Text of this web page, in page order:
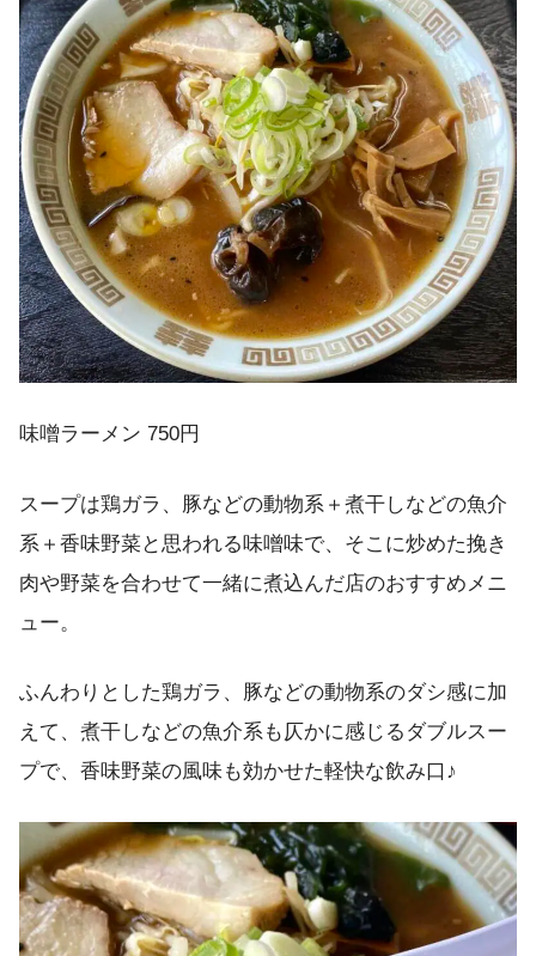
味噌ラーメン 750円
スープは鶏ガラ、豚などの動物系＋煮干しなどの魚介
系＋香味野菜と思われる味噌味で、そこに炒めた挽き
肉や野菜を合わせて一緒に煮込んだ店のおすすめメニ
ュー。
ふんわりとした鶏ガラ、豚などの動物系のダシ感に加
えて、煮干しなどの魚介系も仄かに感じるダブルスー
プで、香味野菜の風味も効かせた軽快な飲み口♪